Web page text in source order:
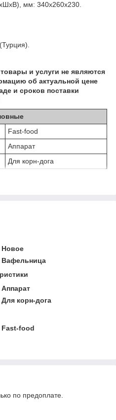
мм: 340х260х230.
товары и услуги не являются
об актуальной цене
и сроков поставки
Fast-food
Аппарат
Для корн-дога
Новое
Вафельница
Аппарат
Для корн-дога
Fast-food
по предоплате.